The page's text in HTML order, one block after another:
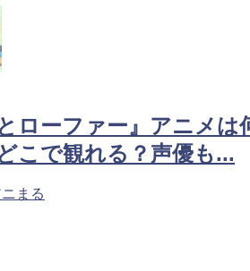
ローファー』アニメは
こで観れる？声優も...
まる